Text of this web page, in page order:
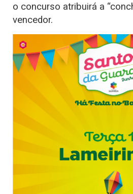
o concurso atribuirá a
vencedor.